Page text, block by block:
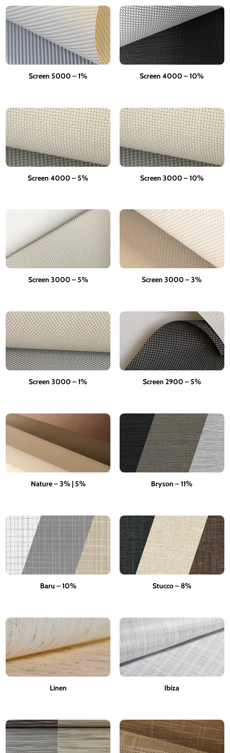
Screen 5000 – 1% Screen 4000 – 10%
Screen 4000 – 5% Screen 3000 – 10%
Screen 3000 – 5% Screen 3000 – 3%
Screen 3000 – 1% Screen 2900 – 5%
Nature – 3% | 5% Bryson – 11%
Baru – 10% Stucco – 8%
Linen Ibiza